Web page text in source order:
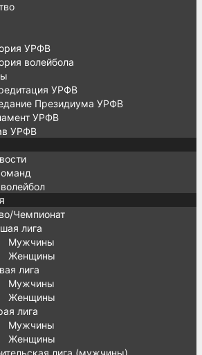
УРФВ
волейбола
УРФВ
Президиума УРФВ
УРФВ
УРФВ
Чемпионат
лига
Мужчины
Женщины
лига
Мужчины
Женщины
лига
Мужчины
Женщины